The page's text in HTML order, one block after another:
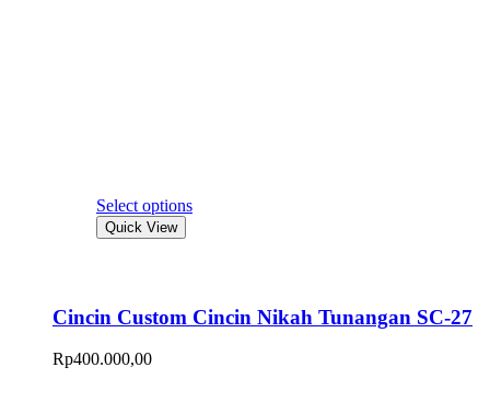
Select options
Quick View
Cincin Custom Cincin Nikah Tunangan SC-27
Rp400.000,00